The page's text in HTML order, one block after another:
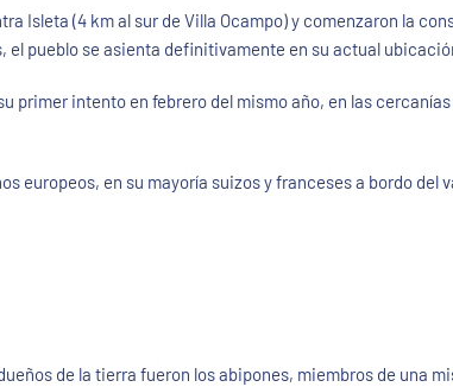
Isleta (4 km al sur de Villa Ocampo) y comenzaron la
el pueblo se asienta definitivamente en su actual
primer intento en febrero del mismo año, en las
europeos, en su mayoría suizos y franceses a bordo
de la tierra fueron los abipones, miembros de una